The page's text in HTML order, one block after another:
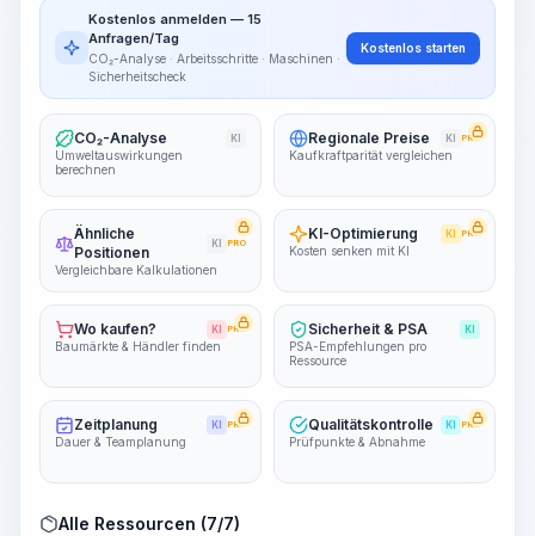
~15-30 Sek.
Kostenlos anmelden — 15
Anfragen/Tag
CO₂-Analyse · Arbeitsschritte · Maschinen ·
Sicherheitscheck
Kostenlos starten
CO₂-Analyse KI
Umweltauswirkungen
berechnen
Regionale Preise KI PRO
Kaufkraftparität vergleichen
Ähnliche
Positionen
KI PRO
Vergleichbare Kalkulationen
KI-Optimierung KI PRO
Kosten senken mit KI
Wo kaufen? KI PRO
Baumärkte & Händler finden
Sicherheit & PSA KI
PSA-Empfehlungen pro
Ressource
Zeitplanung KI PRO
Dauer & Teamplanung
Qualitätskontrolle KI PRO
Prüfpunkte & Abnahme
Alle Ressourcen (7/7)